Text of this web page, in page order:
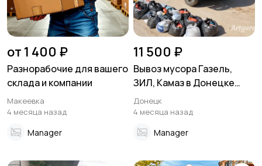
от 1 400 ₽
Разнорабочие для вашего
склада и компании
Макеевка
4 месяца назад
Manager
11 500 ₽
Вывоз мусора Газель,
ЗИЛ, Камаз в Донецке
Макеевке ДНР
Донецк
4 месяца назад
Manager